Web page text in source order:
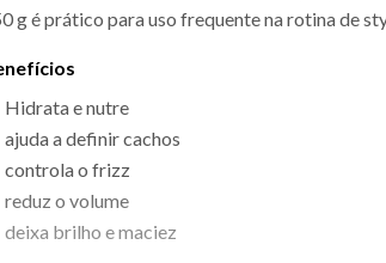
g é prático para uso frequente na rotina de
Hidrata e nutre
ajuda a definir cachos
controla o frizz
reduz o volume
deixa brilho e maciez